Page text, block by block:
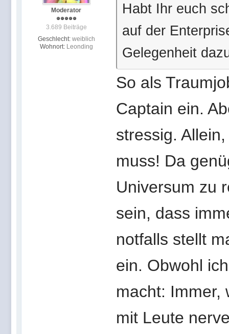
Moderator
3.689 Beiträge
Geschlecht: weiblich
Wohnort: Leonding
Habt Ihr euch
auf der
Gelegenheit
So als
Captain ein.
stressig.
muss! Da
Universum zu
sein, dass
notfalls stellt
ein. Obwohl
macht: Immer,
mit Leute